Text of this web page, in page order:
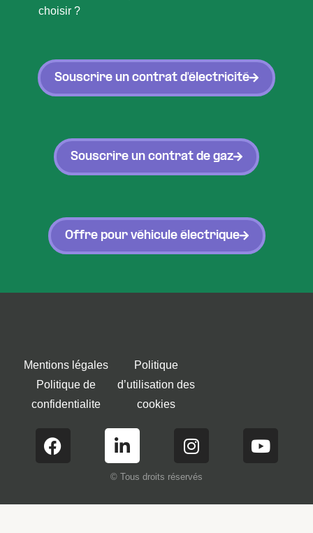
choisir ?
Souscrire un contrat d'électricité
Souscrire un contrat de gaz
Offre pour véhicule électrique
Mentions légales
Politique de
confidentialite
Politique
d’utilisation des
cookies
© Tous droits réservés